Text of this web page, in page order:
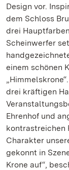
Design vor.
dem Schloss
drei
Scheinwerfer
einem schönen
drei kräftigen
Ehrenhof und
kontrastreichen
Charakter
gekonnt in
Krone auf“,